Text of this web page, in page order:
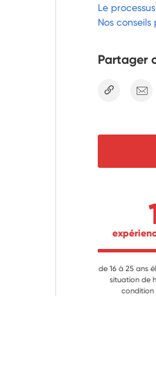
Le
Nos
Partager
de 16 à 25 ans
situation de
condition